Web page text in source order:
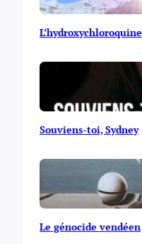
L’hydroxychloroquine
Souviens-toi, Sydney
Le génocide vendéen